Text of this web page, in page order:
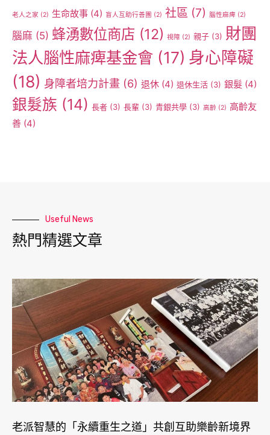
老人之家 (2) 生命故事 (4) 盲人互助行善團 (2) 社區 (7) 腦性麻痺 (2)
腦麻 (5) 蜂湧數位商店 (12) 視障 (2) 親子 (3) 財團
法人腦性麻痺基金會 (17) 身心障礙
(18) 身障者培力計畫 (6) 退休 (4) 退休生活 (3) 銀髮 (4)
銀髮族 (14) 長者 (3) 長輩 (3) 青銀共學 (3) 高齡 (2) 高齡友
善 (4)
Useful News
熱門精選文章
老派智慧的「永續重生之道」共創互助樂齡新境界